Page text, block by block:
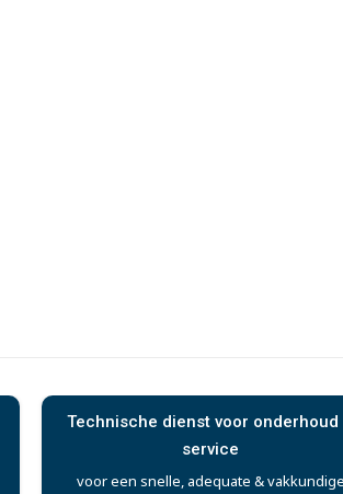
Technische dienst voor onderhoud
service
voor een snelle, adequate &